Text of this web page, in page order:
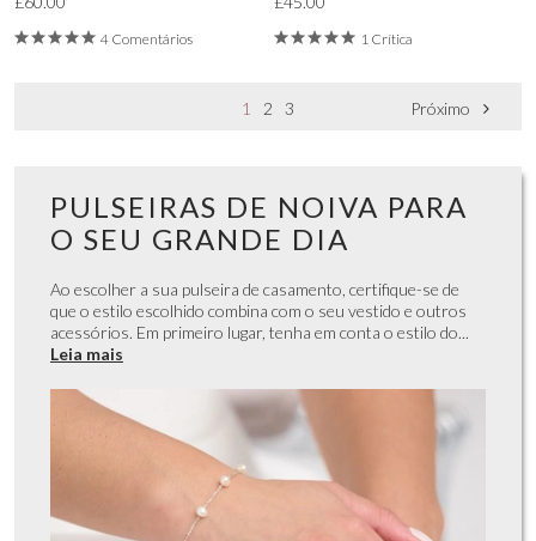
4 Comentários 1 Crítica
1 2 3 Próximo
PULSEIRAS DE NOIVA PARA
O SEU GRANDE DIA
Ao escolher a sua pulseira de casamento, certifique-se de
que o estilo escolhido combina com o seu vestido e outros
acessórios. Em primeiro lugar, tenha em conta o estilo do...
Leia mais